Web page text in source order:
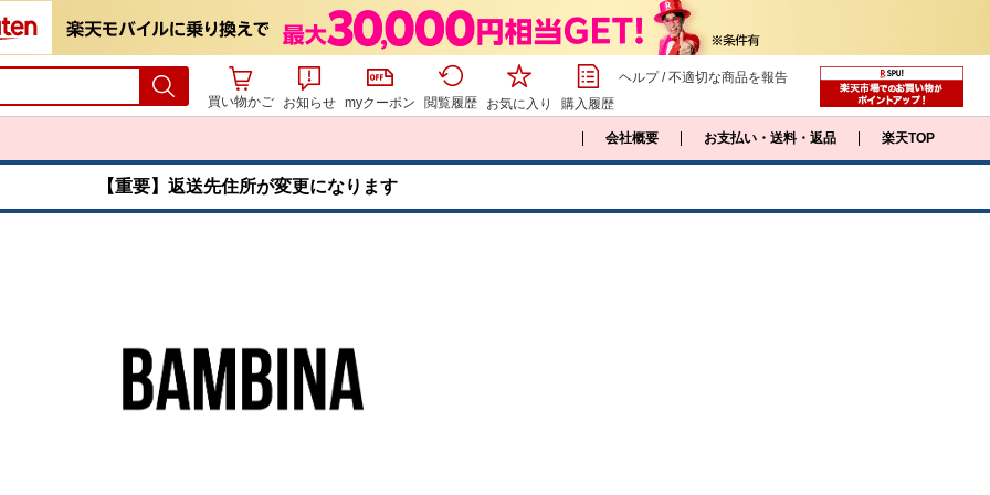
買い物かご お知らせ myクーポン 閲覧履歴 お気に入り 購入履歴
ヘルプ/不適切な商品を報告